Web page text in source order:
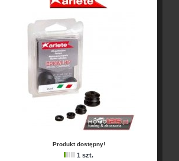
Produkt dostępny!
1 szt.